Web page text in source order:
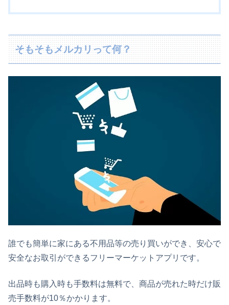
そもそもメルカリって何？
誰でも簡単に家にある不用品等の売り買いができ、安心で
安全なお取引ができるフリーマーケットアプリです。
出品時も購入時も手数料は無料で、商品が売れた時だけ販
売手数料が10％かかります。